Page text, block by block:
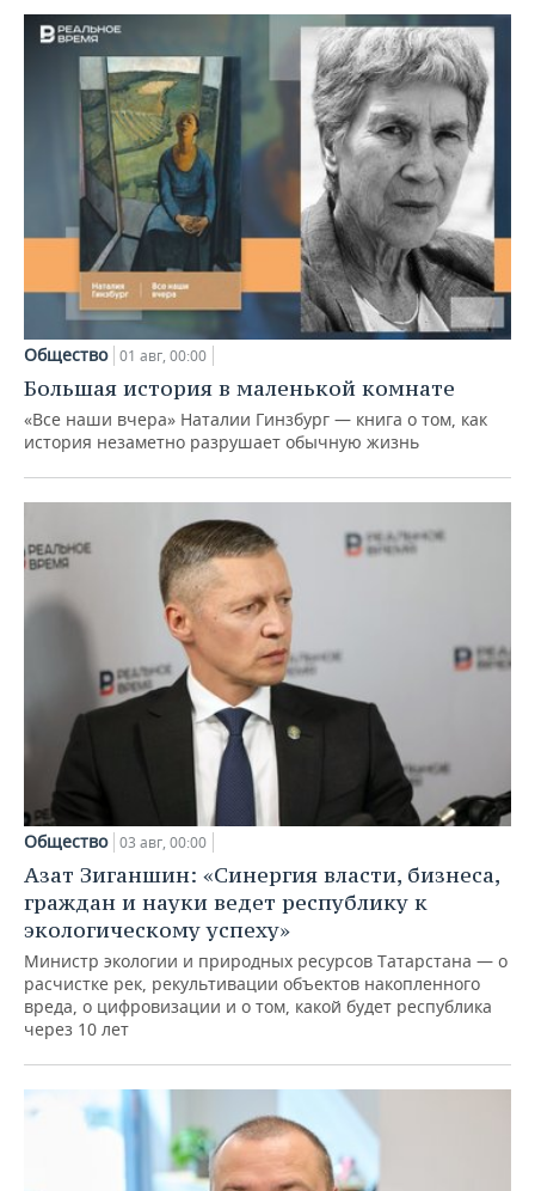
Общество 01 авг, 00:00
Большая история в маленькой комнате
«Все наши вчера» Наталии Гинзбург — книга о том, как
история незаметно разрушает обычную жизнь
Общество 03 авг, 00:00
Азат Зиганшин: «Синергия власти, бизнеса,
граждан и науки ведет республику к
экологическому успеху»
Министр экологии и природных ресурсов Татарстана — о
расчистке рек, рекультивации объектов накопленного
вреда, о цифровизации и о том, какой будет республика
через 10 лет